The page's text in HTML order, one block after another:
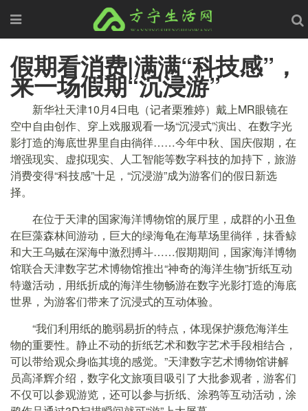
假期看消费|满满“科技感”，
来一场假期“沉浸游”
新华社天津10月4日电（记者栗雅婷）戴上MR眼镜在
空中自由创作、穿上戏服观看一场“沉浸式”演出、在数字光
影打造的海底世界里自由徜徉……今年中秋、国庆假期，在
增强现实、虚拟现实、人工智能等数字科技的加持下，旅游
消费变得“科技感”十足，“沉浸游”成为游客们的假日新选
择。
在位于天津的国家海洋博物馆的展厅里，成群的小丑鱼
在巨藻森林间游动，巨大的绿海龟在海草场里徜徉，抹香鲸
和大王乌贼在深海中激烈搏斗……假期期间，国家海洋博物
馆联合天津数字艺术博物馆推出“神奇的海洋生物”折纸互动
特邀活动，用纸折成的海洋生物畅游在数字光影打造的海底
世界，为游客们带来了沉浸式的互动体验。
“我们利用纸的脆弱易折的特点，体现保护濒危海洋生
物的重要性。静止不动的折纸艺术和数字艺术手段相结合，
可以带给观众身临其境的感觉。”天津数字艺术博物馆讲解
员高泽辉介绍，数字化文旅项目吸引了大批参观者，游客们
不仅可以参观游览，还可以参与折纸、涂鸦等互动活动，涂